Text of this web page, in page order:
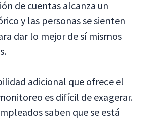
de cuentas alcanza un
y las personas se sienten
dar lo mejor de sí mismos
adicional que ofrece el
es difícil de exagerar.
saben que se está